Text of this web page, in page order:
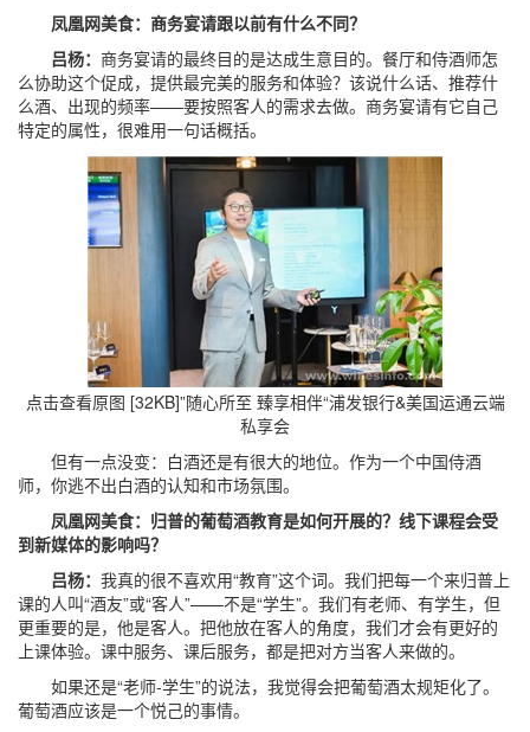
凤凰网美食：商务宴请跟以前有什么不同？
吕杨： 商务宴请的最终目的是达成生意目的。餐厅和侍酒师怎
么协助这个促成，提供最完美的服务和体验？该说什么话、推荐什
么酒、出现的频率——要按照客人的需求去做。商务宴请有它自己
特定的属性，很难用一句话概括。
点击查看原图 [32KB]”随心所至 臻享相伴“浦发银行&美国运通云端
私享会
但有一点没变：白酒还是有很大的地位。作为一个中国侍酒
师，你逃不出白酒的认知和市场氛围。
凤凰网美食：归普的葡萄酒教育是如何开展的？线下课程会受
到新媒体的影响吗？
吕杨： 我真的很不喜欢用“教育”这个词。我们把每一个来归普上
课的人叫“酒友”或“客人”——不是“学生”。我们有老师、有学生，但
更重要的是，他是客人。把他放在客人的角度，我们才会有更好的
上课体验。课中服务、课后服务，都是把对方当客人来做的。
如果还是“老师-学生”的说法，我觉得会把葡萄酒太规矩化了。
葡萄酒应该是一个悦己的事情。